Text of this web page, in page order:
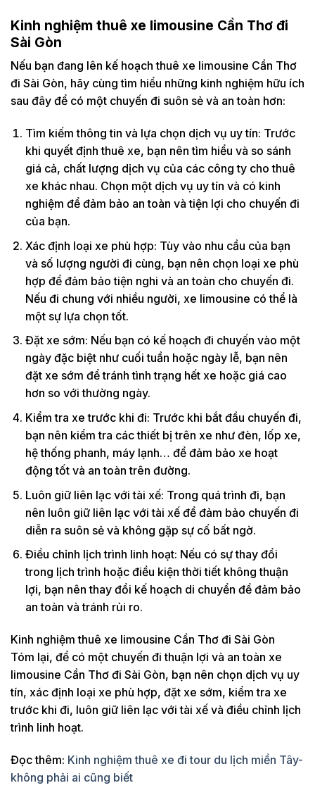
Kinh nghiệm thuê xe limousine Cần Thơ đi
Sài Gòn
Nếu bạn đang lên kế hoạch thuê xe limousine Cần Thơ
đi Sài Gòn, hãy cùng tìm hiểu những kinh nghiệm hữu ích
sau đây để có một chuyến đi suôn sẻ và an toàn hơn:
Tìm kiếm thông tin và lựa chọn dịch vụ uy tín: Trước
khi quyết định thuê xe, bạn nên tìm hiểu và so sánh
giá cả, chất lượng dịch vụ của các công ty cho thuê
xe khác nhau. Chọn một dịch vụ uy tín và có kinh
nghiệm để đảm bảo an toàn và tiện lợi cho chuyến đi
của bạn.
Xác định loại xe phù hợp: Tùy vào nhu cầu của bạn
và số lượng người đi cùng, bạn nên chọn loại xe phù
hợp để đảm bảo tiện nghi và an toàn cho chuyến đi.
Nếu đi chung với nhiều người, xe limousine có thể là
một sự lựa chọn tốt.
Đặt xe sớm: Nếu bạn có kế hoạch đi chuyến vào một
ngày đặc biệt như cuối tuần hoặc ngày lễ, bạn nên
đặt xe sớm để tránh tình trạng hết xe hoặc giá cao
hơn so với thường ngày.
Kiểm tra xe trước khi đi: Trước khi bắt đầu chuyến đi,
bạn nên kiểm tra các thiết bị trên xe như đèn, lốp xe,
hệ thống phanh, máy lạnh… để đảm bảo xe hoạt
động tốt và an toàn trên đường.
Luôn giữ liên lạc với tài xế: Trong quá trình đi, bạn
nên luôn giữ liên lạc với tài xế để đảm bảo chuyến đi
diễn ra suôn sẻ và không gặp sự cố bất ngờ.
Điều chỉnh lịch trình linh hoạt: Nếu có sự thay đổi
trong lịch trình hoặc điều kiện thời tiết không thuận
lợi, bạn nên thay đổi kế hoạch di chuyển để đảm bảo
an toàn và tránh rủi ro.
Kinh nghiệm thuê xe limousine Cần Thơ đi Sài Gòn
Tóm lại, để có một chuyến đi thuận lợi và an toàn xe
limousine Cần Thơ đi Sài Gòn, bạn nên chọn dịch vụ uy
tín, xác định loại xe phù hợp, đặt xe sớm, kiểm tra xe
trước khi đi, luôn giữ liên lạc với tài xế và điều chỉnh lịch
trình linh hoạt.
Đọc thêm: Kinh nghiệm thuê xe đi tour du lịch miền Tây-
không phải ai cũng biết